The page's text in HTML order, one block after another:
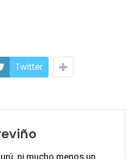
Twitter
ni mucho menos un